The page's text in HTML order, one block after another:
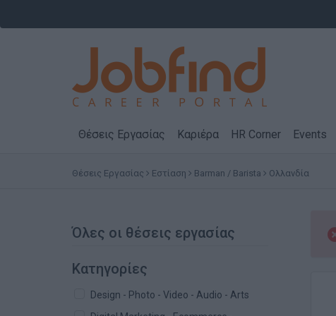
Θέσεις Εργασίας Καριέρα HR Corner Events
Θέσεις Εργασίας Εστίαση Barman / Barista Ολλανδία
Όλες οι θέσεις εργασίας
Κατηγορίες
Design - Photo - Video - Audio - Arts